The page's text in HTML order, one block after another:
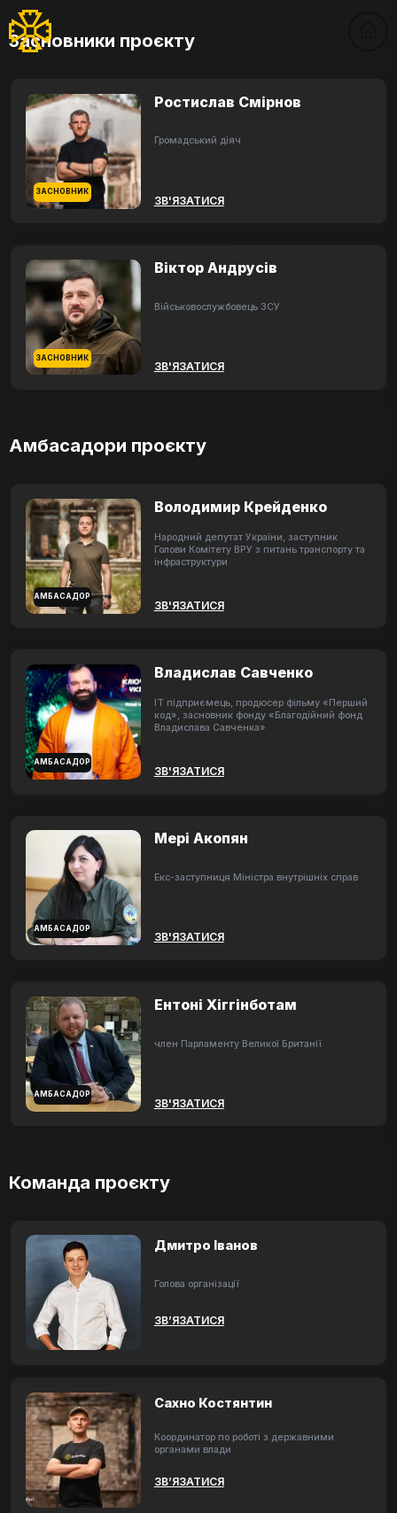
Засновники проєкту
ЗАСНОВНИК
Ростислав Смірнов
Громадський діяч
ЗВ'ЯЗАТИСЯ
ЗАСНОВНИК
Віктор Андрусів
Військовослужбовець ЗСУ
ЗВ'ЯЗАТИСЯ
Амбасадори проєкту
АМБАСАДОР
Володимир Крейденко
Народний депутат України, заступник
Голови Комітету ВРУ з питань транспорту та
інфраструктури
ЗВ'ЯЗАТИСЯ
АМБАСАДОР
Владислав Савченко
ІТ підприємець, продюсер фільму «Перший
код», засновник фонду «Благодійний фонд
Владислава Савченка»
ЗВ'ЯЗАТИСЯ
АМБАСАДОР
Мері Акопян
Екс-заступниця Міністра внутрішніх справ
ЗВ'ЯЗАТИСЯ
АМБАСАДОР
Ентоні Хіггінботам
член Парламенту Великої Британії
ЗВ'ЯЗАТИСЯ
Команда проєкту
Дмитро Іванов
Голова організації
ЗВ’ЯЗАТИСЯ
Сахно Костянтин
Координатор по роботі з державними
органами влади
ЗВ’ЯЗАТИСЯ